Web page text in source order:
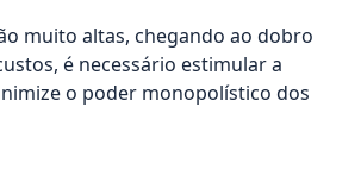
muito altas, chegando ao dobro
é necessário estimular a
o poder monopolístico dos